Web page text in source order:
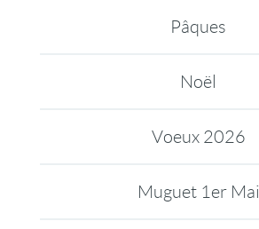
Pâques
Noël
Voeux 2026
Muguet 1er Mai